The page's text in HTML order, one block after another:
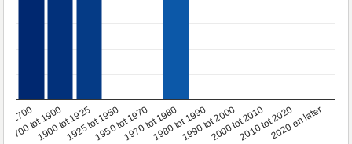
1700
1700 tot 1900
1900 tot 19251925 tot 19501950 tot 19701970 tot 19801980 tot 19901990 tot 20002000 tot 20102010 tot 20202020 en later